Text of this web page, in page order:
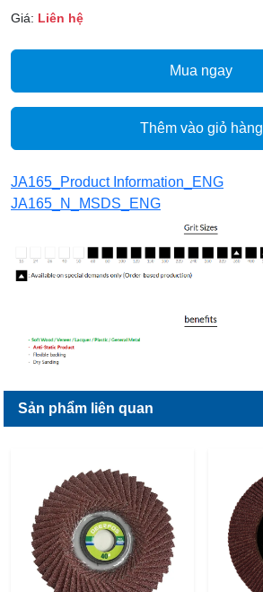
Giá: Liên hệ
Mua ngay
Thêm vào giỏ hàng
JA165_Product Information_ENG
JA165_N_MSDS_ENG
Sản phẩm liên quan